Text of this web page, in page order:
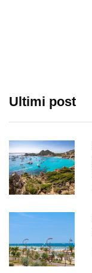
Ultimi post